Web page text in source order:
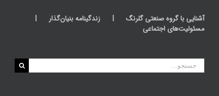
آشنایی با گروه صنعتی گلرنگ
زندگینامه بنیان‌گذار
مسئولیت‌های اجتماعی
جستجو
برای: